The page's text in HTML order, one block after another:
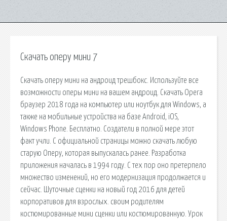
Скачать оперу мини 7
Скачать оперу мини на андроид трешбокс. Используйте все
возможности оперы мини на вашем андроид. Скачать Opera
браузер 2018 года на компьютер или ноутбук для Windows, а
также на мобильные устройства на базе Android, iOS,
Windows Phone. Бесплатно. Создатели в полной мере этот
факт учли. С официальной страницы можно скачать любую
старую Оперу, которая выпускалась ранее. Разработка
приложения началась в 1994 году. С тех пор оно претерпело
множество изменений, но его модернизация продолжается и
сейчас. Шуточные сценки на новый год 2016 для детей
корпоративов для взрослых. своим родителям
костюмированные мини сценки или костюмированную. Урок